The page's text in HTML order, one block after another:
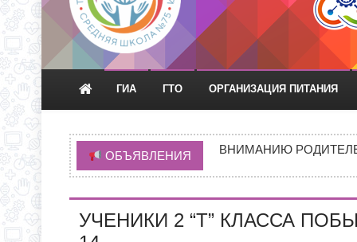
Официальный сайт
ГИА ГТО ОРГАНИЗАЦИЯ ПИТАНИЯ
ОБЪЯВЛЕНИЯ
НОВАЯ ЭПИДЕМИЯ
ВНИМАНИЮ
ГРАФИК ПРИЕМА
ИНФОРМАЦИЯ ОБ
УЧЕНИКИ 2 “Т” КЛАССА